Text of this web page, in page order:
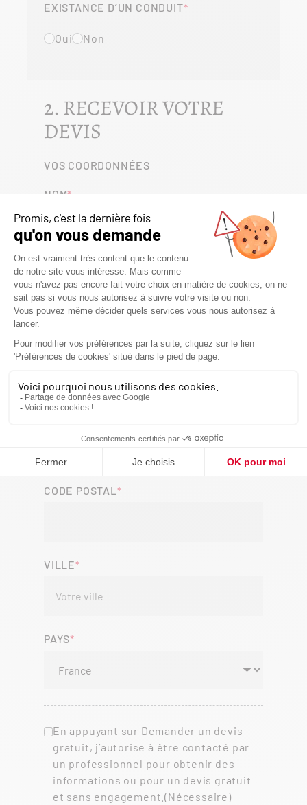
EXISTANCE D’UN CONDUIT
Oui Non
2. RECEVOIR VOTRE
DEVIS
VOS COORDONNÉES
NOM
PRÉNOM
TÉLÉPHONE
CODE POSTAL
VILLE
PAYS
En appuyant sur Demander un devis
gratuit, j’autorise à être contacté par
un professionnel pour obtenir des
informations ou pour un devis gratuit
et sans engagement.(Nécessaire)